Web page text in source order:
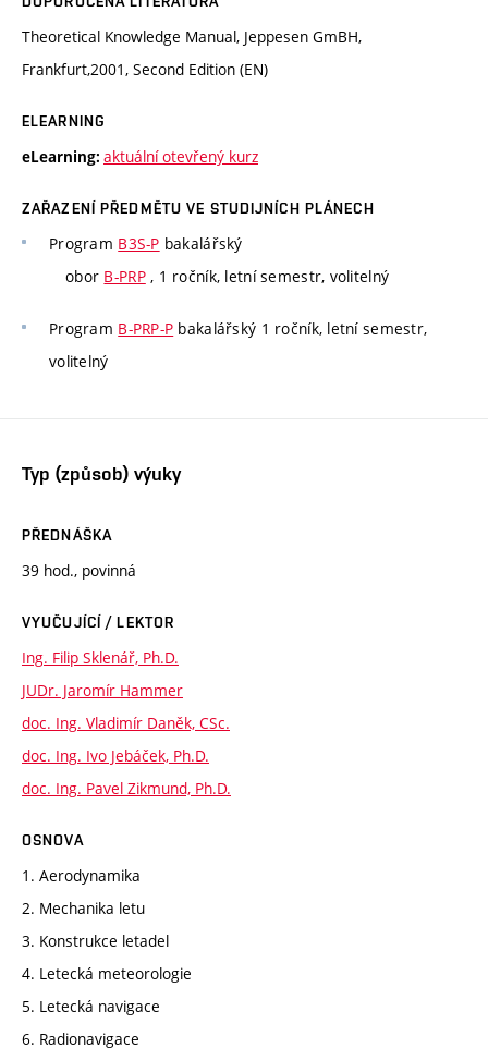
Theoretical Knowledge Manual, Jeppesen GmBH,
Frankfurt,2001, Second Edition (EN)
ELEARNING
eLearning: aktuální otevřený kurz
ZAŘAZENÍ PŘEDMĚTU VE STUDIJNÍCH PLÁNECH
Program B3S-P bakalářský
obor B-PRP, 1 ročník, letní semestr, volitelný
Program B-PRP-P bakalářský 1 ročník, letní semestr,
volitelný
Typ (způsob) výuky
PŘEDNÁŠKA
39 hod., povinná
VYUČUJÍCÍ / LEKTOR
Ing. Filip Sklenář, Ph.D.
JUDr. Jaromír Hammer
doc. Ing. Vladimír Daněk, CSc.
doc. Ing. Ivo Jebáček, Ph.D.
doc. Ing. Pavel Zikmund, Ph.D.
OSNOVA
1. Aerodynamika
2. Mechanika letu
3. Konstrukce letadel
4. Letecká meteorologie
5. Letecká navigace
6. Radionavigace